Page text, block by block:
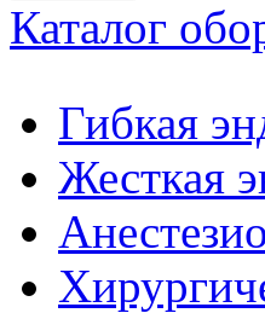
Каталог
Гибкая
Жесткая